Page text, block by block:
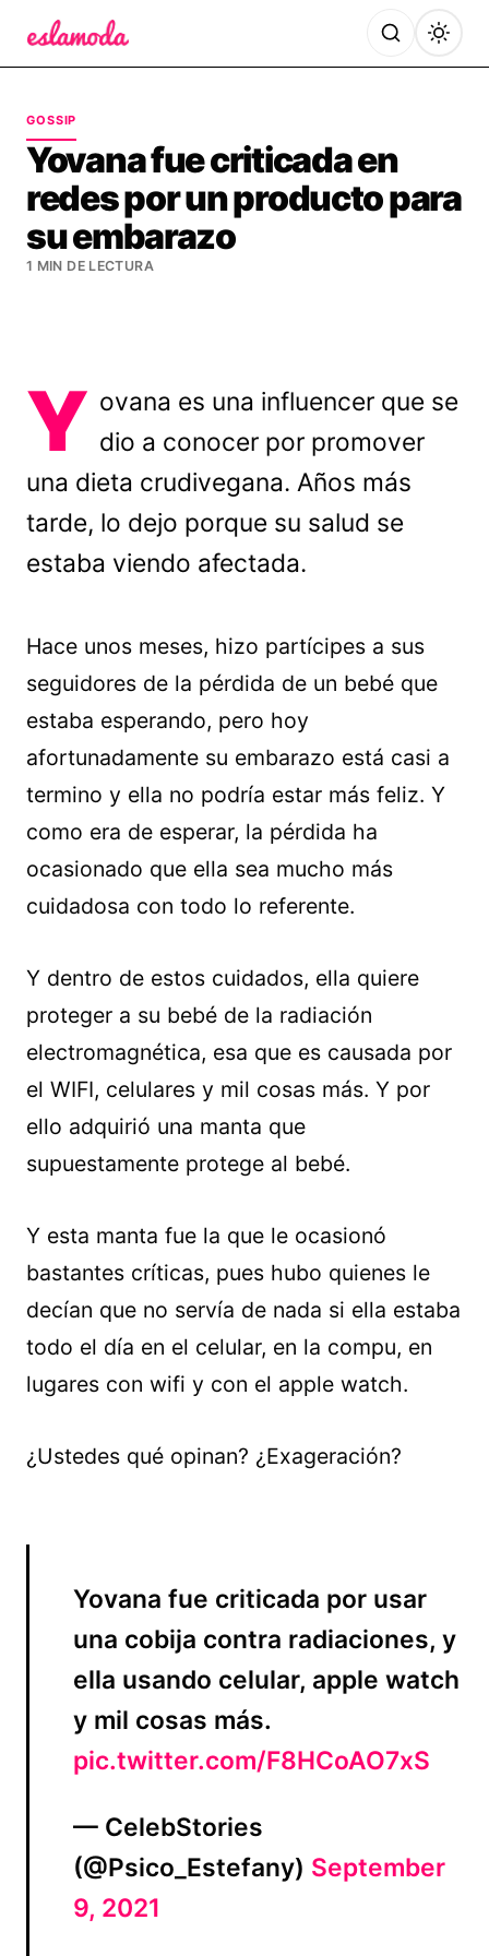
GOSSIP
Yovana fue criticada en
redes por un producto para
su embarazo
1 MIN DE LECTURA
Y ovana es una influencer que se
dio a conocer por promover
una dieta crudivegana. Años más
tarde, lo dejo porque su salud se
estaba viendo afectada.
Hace unos meses, hizo partícipes a sus
seguidores de la pérdida de un bebé que
estaba esperando, pero hoy
afortunadamente su embarazo está casi a
termino y ella no podría estar más feliz. Y
como era de esperar, la pérdida ha
ocasionado que ella sea mucho más
cuidadosa con todo lo referente.
Y dentro de estos cuidados, ella quiere
proteger a su bebé de la radiación
electromagnética, esa que es causada por
el WIFI, celulares y mil cosas más. Y por
ello adquirió una manta que
supuestamente protege al bebé.
Y esta manta fue la que le ocasionó
bastantes críticas, pues hubo quienes le
decían que no servía de nada si ella estaba
todo el día en el celular, en la compu, en
lugares con wifi y con el apple watch.
¿Ustedes qué opinan? ¿Exageración?
Yovana fue criticada por usar
una cobija contra radiaciones, y
ella usando celular, apple watch
y mil cosas más.
pic.twitter.com/F8HCoAO7xS
— CelebStories
(@Psico_Estefany) September
9, 2021